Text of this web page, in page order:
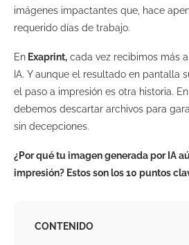
imágenes impactantes que, hace
requerido días de trabajo.
En Exaprint, cada vez recibimos más
IA. Y aunque el resultado en pantalla
el paso a impresión es otra historia.
debemos descartar archivos para
sin decepciones.
¿Por qué tu imagen generada por IA
impresión? Estos son los 10 puntos
CONTENIDO